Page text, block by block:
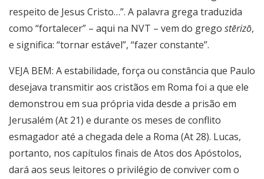
respeito de Jesus Cristo…”. A palavra grega traduzida
como “fortalecer” – aqui na NVT – vem do grego stērizō,
e significa: “tornar estável”, “fazer constante”.
VEJA BEM: A estabilidade, força ou constância que Paulo
desejava transmitir aos cristãos em Roma foi a que ele
demonstrou em sua própria vida desde a prisão em
Jerusalém (At 21) e durante os meses de conflito
esmagador até a chegada dele a Roma (At 28). Lucas,
portanto, nos capítulos finais de Atos dos Apóstolos,
dará aos seus leitores o privilégio de conviver com o